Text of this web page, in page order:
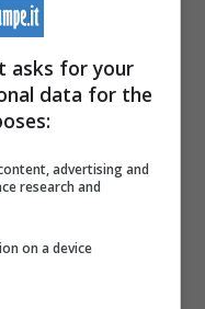
storia è stata
bella
alcuna –
asks for your
data for the
advertising and
research and
on a device